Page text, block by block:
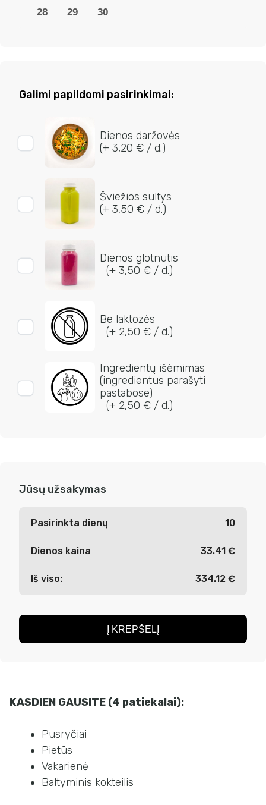
28 29 30
Galimi papildomi pasirinkimai:
Dienos daržovės
(+ 3,20 € / d.)
Šviežios sultys
(+ 3,50 € / d.)
Dienos glotnutis
(+ 3,50 € / d.)
Be laktozės
(+ 2,50 € / d.)
Ingredientų išėmimas
(ingredientus parašyti
pastabose)
(+ 2,50 € / d.)
Jūsų užsakymas
Pasirinkta dienų 10
Dienos kaina 33.41 €
Iš viso: 334.12 €
Į KREPŠELĮ
KASDIEN GAUSITE (4 patiekalai):
Pusryčiai
Pietūs
Vakarienė
Baltyminis kokteilis